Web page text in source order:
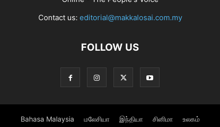
Contact us: editorial@makkalosai.com.my
FOLLOW US
Bahasa Malaysia மலேசியா இந்தியா சினிமா உலகம்